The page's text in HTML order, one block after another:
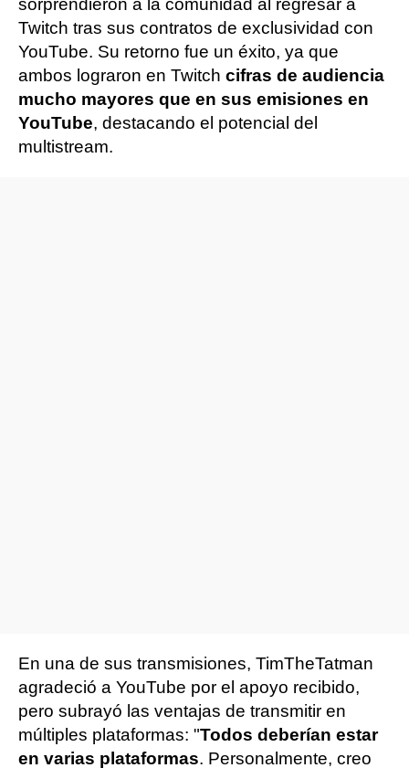
sorprendieron a la comunidad al regresar a
Twitch tras sus contratos de exclusividad con
YouTube. Su retorno fue un éxito, ya que
ambos lograron en Twitch cifras de audiencia
mucho mayores que en sus emisiones en
YouTube, destacando el potencial del
multistream.
En una de sus transmisiones, TimTheTatman
agradeció a YouTube por el apoyo recibido,
pero subrayó las ventajas de transmitir en
múltiples plataformas: "Todos deberían estar
en varias plataformas. Personalmente, creo